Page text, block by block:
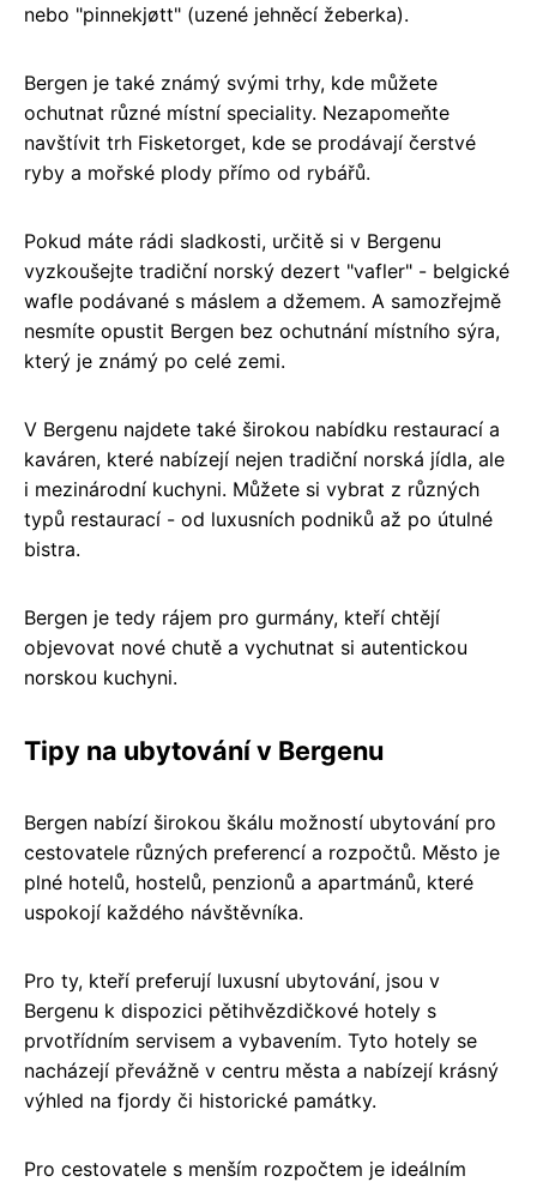
nebo "pinnekjøtt" (uzené jehněcí žeberka).
Bergen je také známý svými trhy, kde můžete
ochutnat různé místní speciality. Nezapomeňte
navštívit trh Fisketorget, kde se prodávají čerstvé
ryby a mořské plody přímo od rybářů.
Pokud máte rádi sladkosti, určitě si v Bergenu
vyzkoušejte tradiční norský dezert "vafler" - belgické
wafle podávané s máslem a džemem. A samozřejmě
nesmíte opustit Bergen bez ochutnání místního sýra,
který je známý po celé zemi.
V Bergenu najdete také širokou nabídku restaurací a
kaváren, které nabízejí nejen tradiční norská jídla, ale
i mezinárodní kuchyni. Můžete si vybrat z různých
typů restaurací - od luxusních podniků až po útulné
bistra.
Bergen je tedy rájem pro gurmány, kteří chtějí
objevovat nové chutě a vychutnat si autentickou
norskou kuchyni.
Tipy na ubytování v Bergenu
Bergen nabízí širokou škálu možností ubytování pro
cestovatele různých preferencí a rozpočtů. Město je
plné hotelů, hostelů, penzionů a apartmánů, které
uspokojí každého návštěvníka.
Pro ty, kteří preferují luxusní ubytování, jsou v
Bergenu k dispozici pětihvězdičkové hotely s
prvotřídním servisem a vybavením. Tyto hotely se
nacházejí převážně v centru města a nabízejí krásný
výhled na fjordy či historické památky.
Pro cestovatele s menším rozpočtem je ideálním